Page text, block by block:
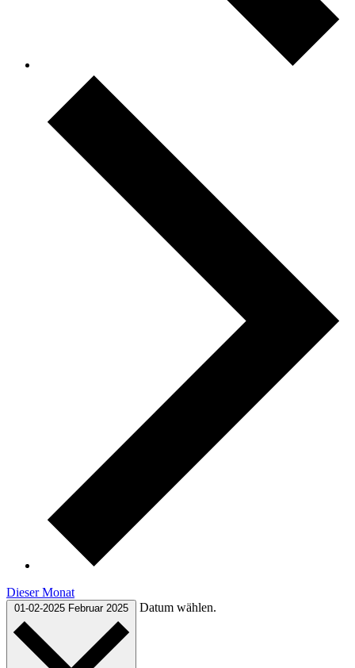
Dieser Monat
01-02-2025 Februar 2025 Datum wählen.